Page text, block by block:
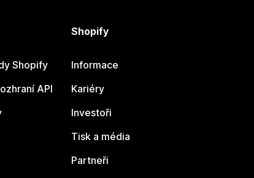
Shopify
API
Shopify
Informace
Kariéry
Investoři
Tisk a média
Partneři